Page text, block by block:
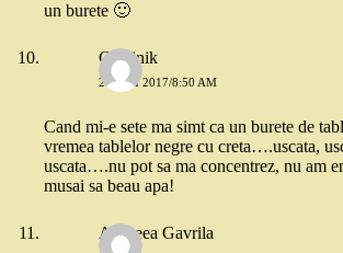
un burete 🙂
Cristinik
26 MAI 2017/8:50 AM
Cand mi-e sete ma simt ca un burete de
vremea tablelor negre cu creta….uscata,
uscata….nu pot sa ma concentrez, nu am
musai sa beau apa!
Andreea Gavrila